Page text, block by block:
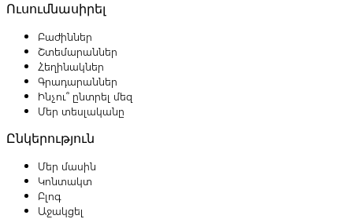
Ուսումնասիրել
Բաժիններ
Շտեմարաններ
Հեղինակներ
Գրադարաններ
Ինչու՞ ընտրել մեզ
Մեր տեսլականը
Ընկերություն
Մեր մասին
Կոնտակտ
Բլոգ
Աջակցել